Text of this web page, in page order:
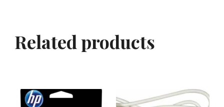
Related products